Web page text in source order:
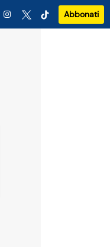
Abbonati